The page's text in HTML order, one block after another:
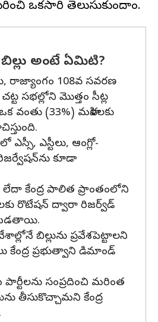
అంటే ఏమిటి?
రాజ్యాంగం 108వ సవరణ
చట్ట సభల్లోని మొత్తం సీట్ల
వంతు (33%) మహిళలకు
ఎస్సీ, ఎస్టీలు, ఆంగ్లో-
కూడా
లేదా కేంద్ర పాలిత ప్రాంతంలోని
రొటేషన్ ద్వారా రిజర్వ్‌డ్
బిల్లును ప్రవేశపెట్టాలని
కేంద్ర ప్రభుత్వాని డిమాండ్
సంప్రదించి మరింత
తీసుకొచ్చామని కేంద్ర